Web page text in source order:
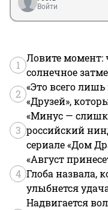
Войти
1
Ловите момент:
солнечное
2
«Это всего лишь
«Друзей»,
3
«Минус —
российский
сериале «Дом
4
«Август
Глоба назвала,
улыбнется
Надвигается